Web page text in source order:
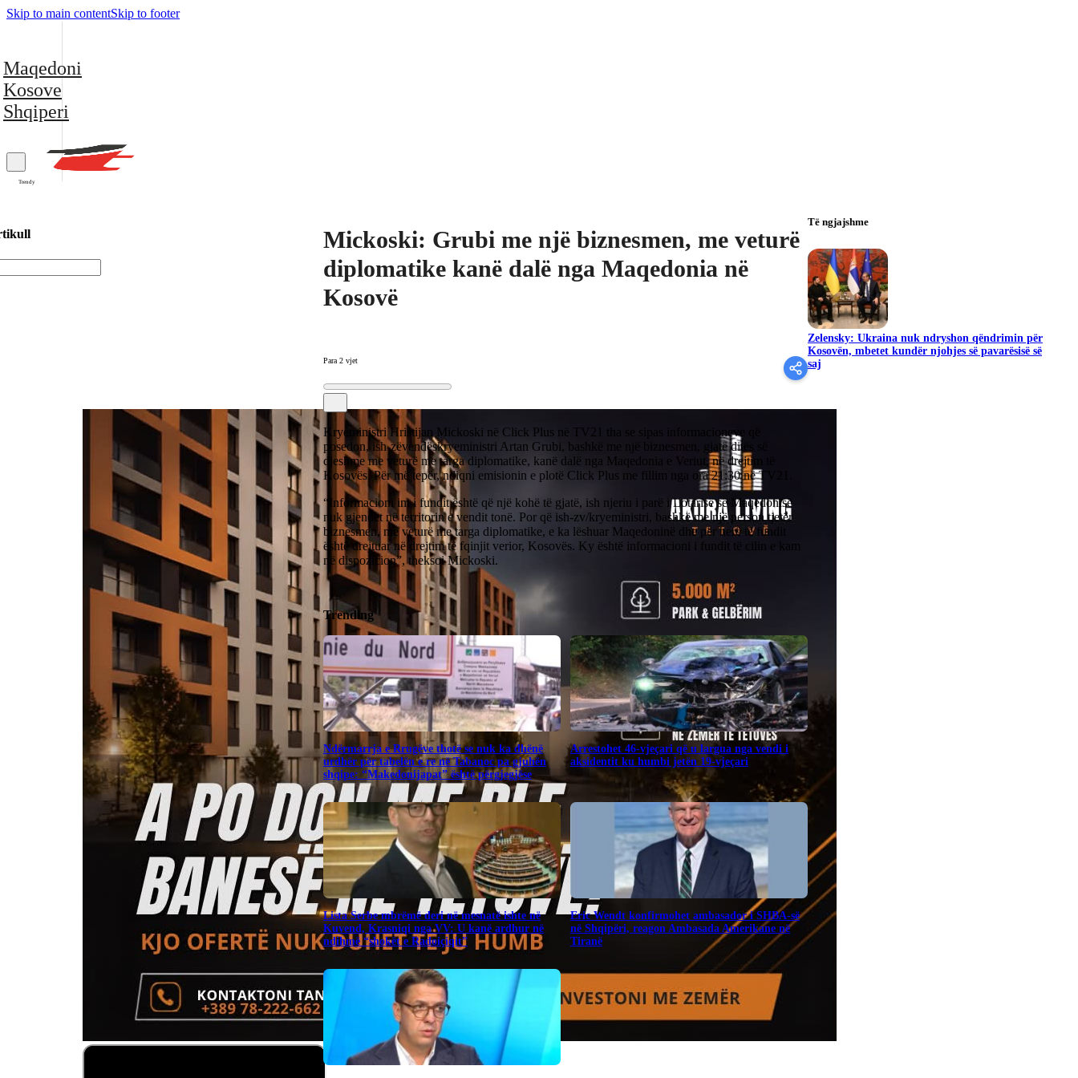
Skip to main contentSkip to footer
Maqedoni
Kosove
Shqiperi
Trendy
Mickoski: Grubi me një biznesmen, me veturë
diplomatike kanë dalë nga Maqedonia në
Kosovë
Para 2 vjet
Kryeministri Hristijan Mickoski në Click Plus në TV21 tha se sipas informacioneve që
posedon, ish-zëvendëskryeministri Artan Grubi, bashkë me një biznesmen, gjatë ditës së
djeshme me veturë me targa diplomatike, kanë dalë nga Maqedonia e Veriut, në drejtim të
Kosovës. Për më tepër, ndiqni emisionin e plotë Click Plus me fillim nga ora 21:30 në TV21.
“Informacioni im i fundit është që një kohë të gjatë, ish njeriu i parë i Lotarisë së Maqedonisë
nuk gjendet në territorin e vendit tonë. Por që ish-zv/kryeministri, bashkë me një person tjetër
biznesmen, me veturë me targa diplomatike, e ka lëshuar Maqedoninë dhe për herë të fundit
është drejtuar në drejtim të fqinjit verior, Kosovës. Ky është informacioni i fundit të cilin e kam
në dispozicion”, theksoi Mickoski.
Trending
Ndërmarrja e Rrugëve thotë se nuk ka dhënë
urdhër për tabelën e re në Tabanoc pa gjuhën
shqipe: “Makedonijapat” është përgjegjëse
Arrestohet 46-vjeçari që u largua nga vendi i
aksidentit ku humbi jetën 19-vjeçari
​Lista Serbe mbrëmë deri në mesnatë ishte në
Kuvend, Krasniqi nga VV: U kanë ardhur në
ndihmë “shokët e Radoiçiqit”
Eric Wendt konfirmohet ambasador i SHBA-së
në Shqipëri, reagon Ambasada Amerikane në
Tiranë
Të ngjajshme
Zelensky: Ukraina nuk ndryshon qëndrimin për
Kosovën, mbetet kundër njohjes së pavarësisë së
saj